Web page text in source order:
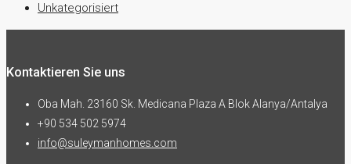
Unkategorisiert
Kontaktieren Sie uns
Oba Mah. 23160 Sk. Medicana Plaza A Blok Alanya/Antalya
+90 534 502 5974
info@suleymanhomes.com